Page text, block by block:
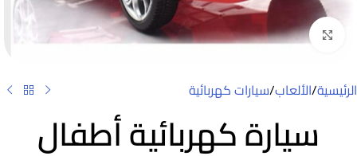
Click to enlarge
الرئيسية/الألعاب/سيارات كهربائية
سيارة كهربائية أطفال